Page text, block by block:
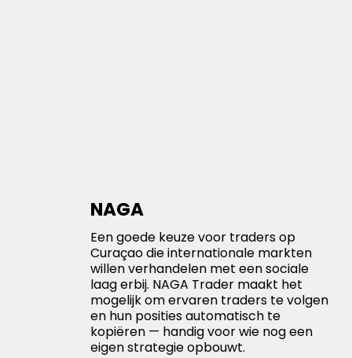
NAGA
Een goede keuze voor traders op
Curaçao die internationale markten
willen verhandelen met een sociale
laag erbij. NAGA Trader maakt het
mogelijk om ervaren traders te volgen
en hun posities automatisch te
kopiëren — handig voor wie nog een
eigen strategie opbouwt.